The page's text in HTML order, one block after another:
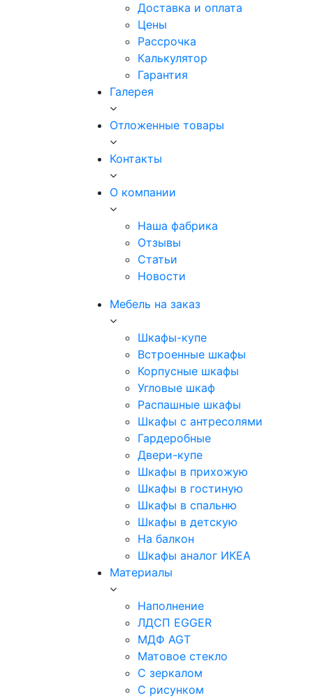
Доставка и оплата
Цены
Рассрочка
Калькулятор
Гарантия
Галерея
Отложенные товары
Контакты
О компании
Наша фабрика
Отзывы
Статьи
Новости
Мебель на заказ
Шкафы-купе
Встроенные шкафы
Корпусные шкафы
Угловые шкаф
Распашные шкафы
Шкафы с антресолями
Гардеробные
Двери-купе
Шкафы в прихожую
Шкафы в гостиную
Шкафы в спальню
Шкафы в детскую
На балкон
Шкафы аналог ИКЕА
Материалы
Наполнение
ЛДСП EGGER
МДФ AGT
Матовое стекло
С зеркалом
С рисунком